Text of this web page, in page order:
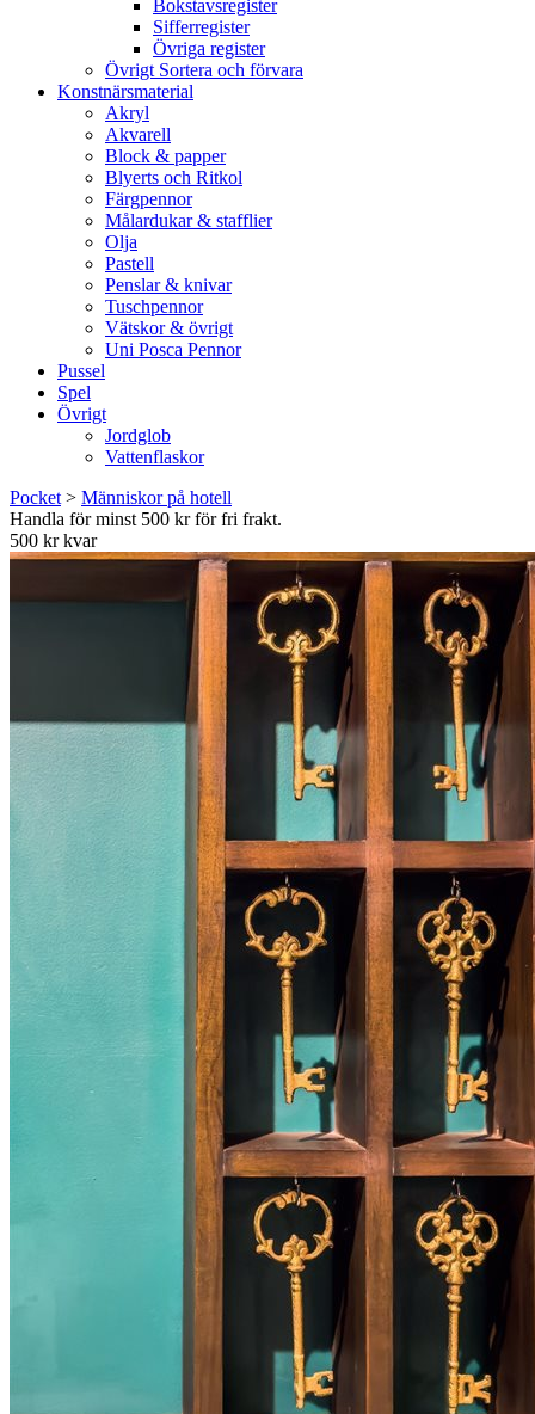
Bokstavsregister
Sifferregister
Övriga register
Övrigt Sortera och förvara
Konstnärsmaterial
Akryl
Akvarell
Block & papper
Blyerts och Ritkol
Färgpennor
Målardukar & stafflier
Olja
Pastell
Penslar & knivar
Tuschpennor
Vätskor & övrigt
Uni Posca Pennor
Pussel
Spel
Övrigt
Jordglob
Vattenflaskor
Pocket > Människor på hotell
Handla för minst 500 kr för fri frakt.
500 kr kvar